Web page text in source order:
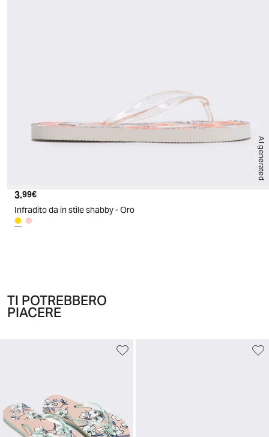
AI generated
Prezzo attuale
3.99€
Infradito da in stile shabby - Oro
TI POTREBBERO
PIACERE